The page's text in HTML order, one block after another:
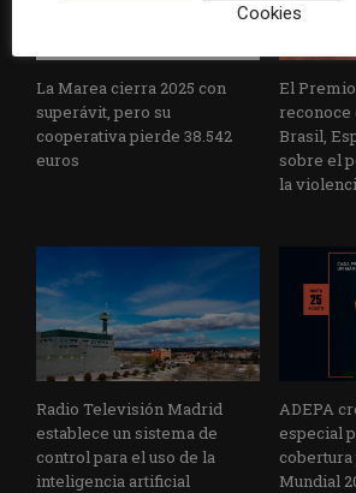
La Marea cierra 2025 con
superávit, pero su
cooperativa pierde 38.542
euros
El
reconoce
Brasil,
sobre el
la
Radio Televisión Madrid
establece un sistema de
control para el uso de la
inteligencia artificial
ADEPA
especial
Mundial
Cookies